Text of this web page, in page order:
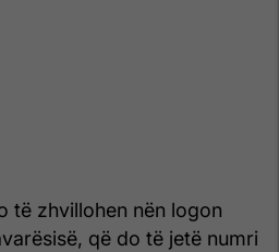
të zhvillohen nën logon
që do të jetë numri